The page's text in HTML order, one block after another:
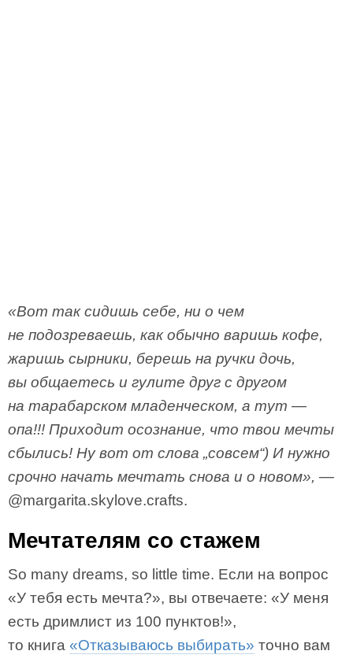
«Вот так сидишь себе, ни о чем
не подозреваешь, как обычно варишь кофе,
жаришь сырники, берешь на ручки дочь,
вы общаетесь и гулите друг с другом
на тарабарском младенческом, а тут —
опа!!! Приходит осознание, что твои мечты
сбылись! Ну вот от слова „совсем“) И нужно
срочно начать мечтать снова и о новом», —
@margarita.skylove.crafts.
Мечтателям со стажем
So many dreams, so little time. Если на вопрос
«У тебя есть мечта?», вы отвечаете: «У меня
есть дримлист из 100 пунктов!»,
то книга «Отказываюсь выбирать» точно вам